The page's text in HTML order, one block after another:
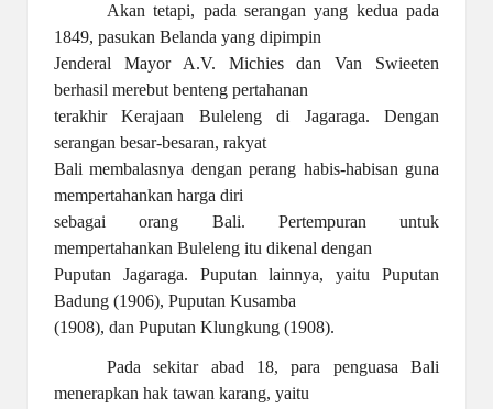
Akan tetapi, pada serangan yang kedua pada
1849, pasukan Belanda yang dipimpin
Jenderal Mayor A.V. Michies dan Van Swieeten
berhasil merebut benteng pertahanan
terakhir Kerajaan Buleleng di Jagaraga. Dengan
serangan besar-besaran, rakyat
Bali membalasnya dengan perang habis-habisan guna
mempertahankan harga diri
sebagai orang Bali. Pertempuran untuk
mempertahankan Buleleng itu dikenal dengan
Puputan Jagaraga. Puputan lainnya, yaitu Puputan
Badung (1906), Puputan Kusamba
(1908), dan Puputan Klungkung (1908).
Pada sekitar abad 18, para penguasa Bali
menerapkan hak tawan karang, yaitu